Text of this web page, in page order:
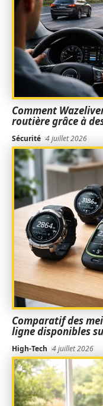
Comment
routière grâce à
Sécurité 4 juillet 2026
Comparatif des
ligne disponibles
High-Tech 4 juillet 2026